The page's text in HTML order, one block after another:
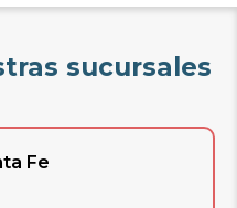
sucursales
Fe